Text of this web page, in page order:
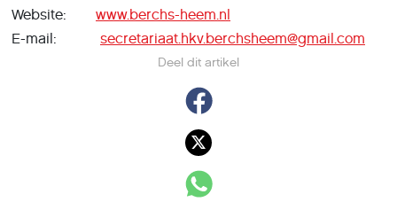
Deel dit artikel
Website:
www.berchs-heem.nl
E-mail:
secretariaat.hkv.berchsheem@gmail.com